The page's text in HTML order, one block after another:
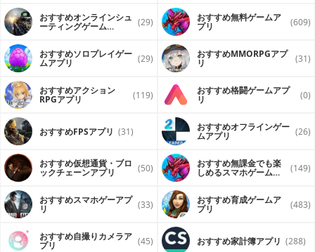
おすすめオンラインシュ
ーティングゲーム (29) おすすめ無料ゲームア
プリ (609)
おすすめソロプレイゲー
ムアプリ (29) おすすめ MMORPGアプ
リ (31)
おすすめアクション
RPGアプリ (119) おすすめ格闘ゲームアプ
リ (0)
おすすめFPSアプリ (31) おすすめオフラインゲー
ムアプリ (26)
おすすめ仮想通貨・ブロ
ックチェーンアプリ (50) おすすめ無課金でも楽
しめるスマホゲームア (149)
おすすめスマホゲーアプ
リ (33) おすすめ育成ゲームア
プリ (483)
おすすめ自撮りカメラア
プリ (45) おすすめ家計簿アプリ (288)